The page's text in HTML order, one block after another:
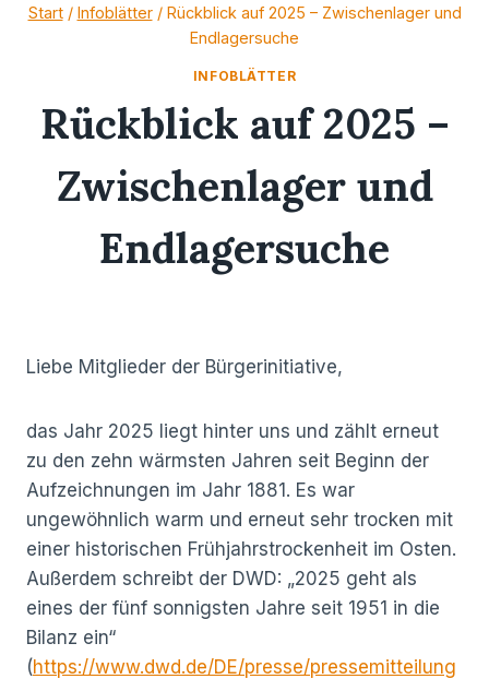
ZumStart / Infoblätter / Rückblick auf 2025 – Zwischenlager und
Endlagersuche
INFOBLÄTTER
Rückblick auf 2025 –
Zwischenlager und
Endlagersuche
Liebe Mitglieder der Bürgerinitiative,
das Jahr 2025 liegt hinter uns und zählt erneut
zu den zehn wärmsten Jahren seit Beginn der
Aufzeichnungen im Jahr 1881. Es war
ungewöhnlich warm und erneut sehr trocken mit
einer historischen Frühjahrstrockenheit im Osten.
Außerdem schreibt der DWD: „2025 geht als
eines der fünf sonnigsten Jahre seit 1951 in die
Bilanz ein“
(https://www.dwd.de/DE/presse/pressemitteilung